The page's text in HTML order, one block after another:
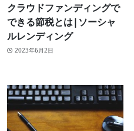
クラウドファンディングで
できる節税とは|ソーシャ
ルレンディング
2023年6月2日